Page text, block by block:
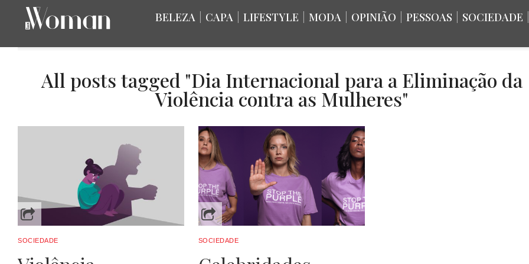
BELEZA CAPA LIFESTYLE MODA OPINIÃO PESSOAS SOCIEDADE
All posts tagged "Dia Internacional para a Eliminação da
Violência contra as Mulheres"
SOCIEDADE SOCIEDADE